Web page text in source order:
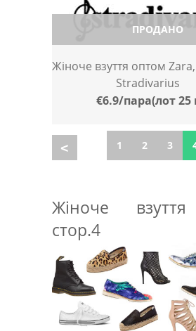
Жіноче
стор.4
1 2 3
ПРОДАНО
Жіноче взуття оптом
Stradivarius
€6.9/пара(лот 25